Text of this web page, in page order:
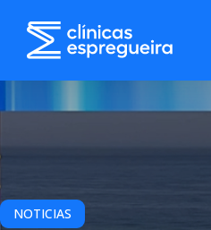
NOTICIAS